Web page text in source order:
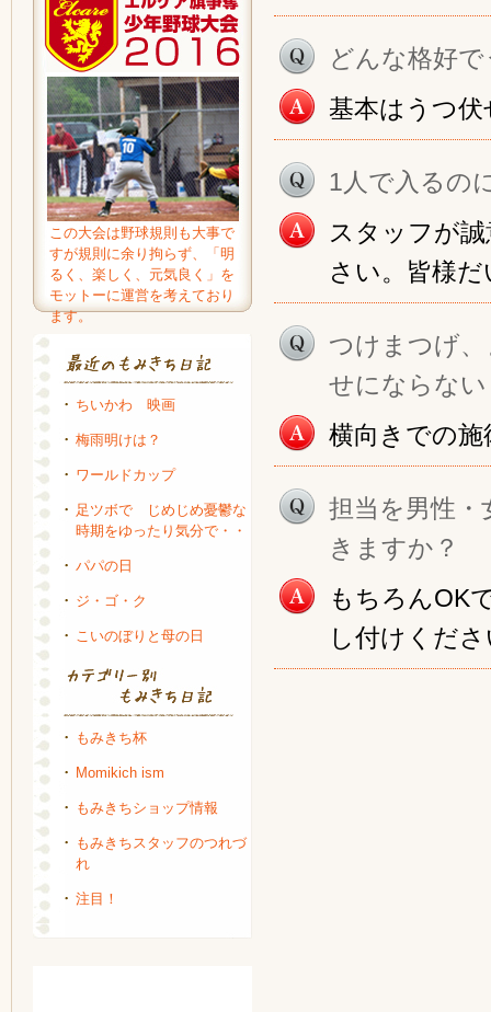
この大会は野球規則も大事で
すが規則に余り拘らず、「明
るく、楽しく、元気良く」を
モットーに運営を考えており
ます。
ちいかわ 映画
梅雨明けは？
ワールドカップ
足ツボで じめじめ憂鬱な
時期をゆったり気分で・・
パパの日
ジ・ゴ・ク
こいのぼりと母の日
もみきち杯
Momikich ism
もみきちショップ情報
もみきちスタッフのつれづ
れ
注目！
どんな格好
基本はうつ
1人で入るの
スタッフが
さい。皆様
つけまつげ
せにならな
横向きでの
担当を男性
きますか？
もちろんOK
し付けくだ